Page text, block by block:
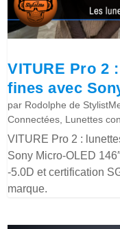
VITURE Pro 2
fines avec
par Rodolphe de
Connectées Lunettes
VITURE Pro 2 :
Sony Micro-OLED
-5.0D et certification
marque.